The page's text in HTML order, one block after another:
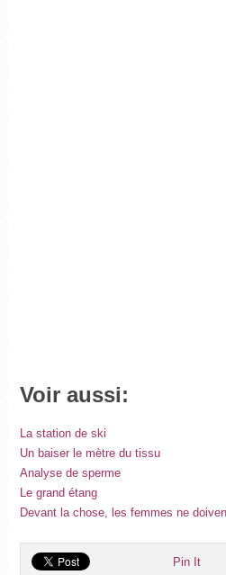
Voir aussi:
La station de ski
Un baiser le mètre du tissu
Analyse de sperme
Le grand étang
Devant la chose, les femmes ne
Pin It